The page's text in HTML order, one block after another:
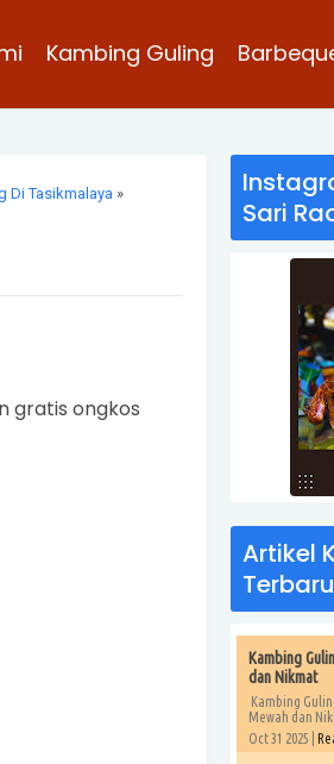
Kambing Guling
Di Tasikmalaya »
gratis ongkos
Sari
Artikel
Terbaru
Kambing
dan Nikmat
Kambing
Mewah dan
Oct 31 2025 |